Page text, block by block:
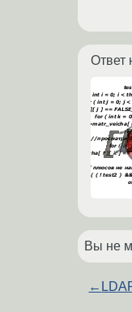
Ответ
Вы не
←